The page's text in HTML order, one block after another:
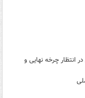
در انتظار چرخه نهایی و